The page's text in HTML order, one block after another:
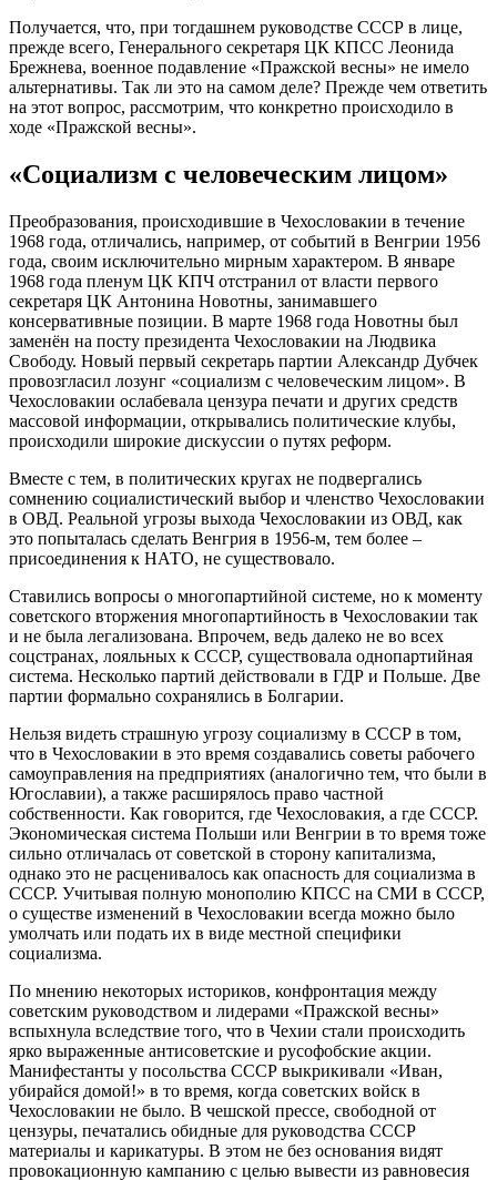
Получается, что, при тогдашнем руководстве СССР в лице,
прежде всего, Генерального секретаря ЦК КПСС Леонида
Брежнева, военное подавление «Пражской весны» не имело
альтернативы. Так ли это на самом деле? Прежде чем ответить
на этот вопрос, рассмотрим, что конкретно происходило в
ходе «Пражской весны».
«Социализм с человеческим лицом»
Преобразования, происходившие в Чехословакии в течение
1968 года, отличались, например, от событий в Венгрии 1956
года, своим исключительно мирным характером. В январе
1968 года пленум ЦК КПЧ отстранил от власти первого
секретаря ЦК Антонина Новотны, занимавшего
консервативные позиции. В марте 1968 года Новотны был
заменён на посту президента Чехословакии на Людвика
Свободу. Новый первый секретарь партии Александр Дубчек
провозгласил лозунг «социализм с человеческим лицом». В
Чехословакии ослабевала цензура печати и других средств
массовой информации, открывались политические клубы,
происходили широкие дискуссии о путях реформ.
Вместе с тем, в политических кругах не подвергались
сомнению социалистический выбор и членство Чехословакии
в ОВД. Реальной угрозы выхода Чехословакии из ОВД, как
это попыталась сделать Венгрия в 1956-м, тем более –
присоединения к НАТО, не существовало.
Ставились вопросы о многопартийной системе, но к моменту
советского вторжения многопартийность в Чехословакии так
и не была легализована. Впрочем, ведь далеко не во всех
соцстранах, лояльных к СССР, существовала однопартийная
система. Несколько партий действовали в ГДР и Польше. Две
партии формально сохранялись в Болгарии.
Нельзя видеть страшную угрозу социализму в СССР в том,
что в Чехословакии в это время создавались советы рабочего
самоуправления на предприятиях (аналогично тем, что были в
Югославии), а также расширялось право частной
собственности. Как говорится, где Чехословакия, а где СССР.
Экономическая система Польши или Венгрии в то время тоже
сильно отличалась от советской в сторону капитализма,
однако это не расценивалось как опасность для социализма в
СССР. Учитывая полную монополию КПСС на СМИ в СССР,
о существе изменений в Чехословакии всегда можно было
умолчать или подать их в виде местной специфики
социализма.
По мнению некоторых историков, конфронтация между
советским руководством и лидерами «Пражской весны»
вспыхнула вследствие того, что в Чехии стали происходить
ярко выраженные антисоветские и русофобские акции.
Манифестанты у посольства СССР выкрикивали «Иван,
убирайся домой!» в то время, когда советских войск в
Чехословакии не было. В чешской прессе, свободной от
цензуры, печатались обидные для руководства СССР
материалы и карикатуры. В этом не без основания видят
провокационную кампанию с целью вывести из равновесия